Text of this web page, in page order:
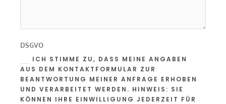
DSGVO
ICH STIMME ZU, DASS MEINE ANGABEN
AUS DEM KONTAKTFORMULAR ZUR
BEANTWORTUNG MEINER ANFRAGE ERHOBEN
UND VERARBEITET WERDEN. HINWEIS: SIE
KÖNNEN IHRE EINWILLIGUNG JEDERZEIT FÜR